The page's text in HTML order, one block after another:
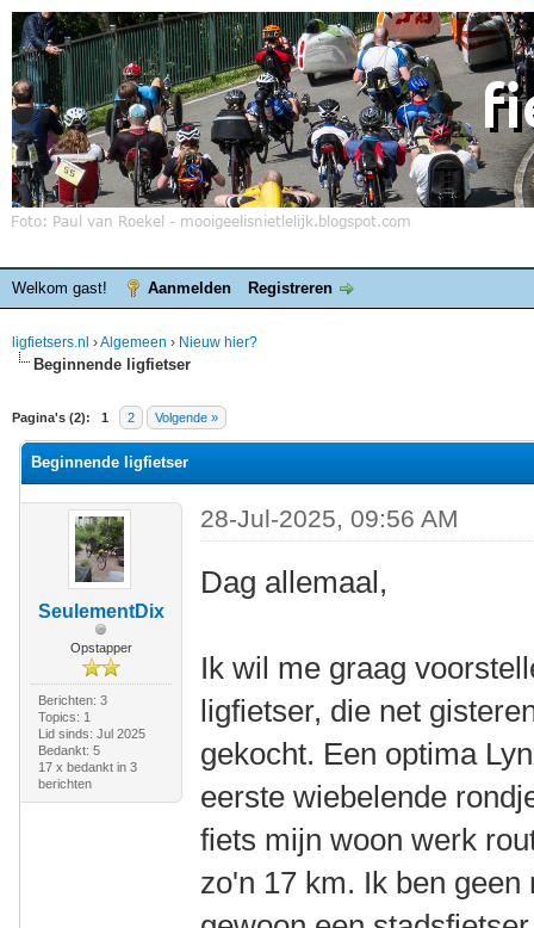
Welkom gast! Aanmelden Registreren
ligfietsers.nl ›Algemeen › Nieuw hier?
Beginnende ligfietser
Pagina's (2): 1 2 Volgende »
waardering is 0
Beginnende ligfietser
SeulementDix
Opstapper
Berichten: 3
Topics: 1
Lid sinds: Jul 2025
Bedankt: 5
17 x bedankt in 3
berichten
28-Jul-2025, 09:56 AM
Dag allemaal,
Ik wil me graag
ligfietser, die net
gekocht. Een optima
eerste wiebelende
fiets mijn woon werk
zo'n 17 km. Ik ben